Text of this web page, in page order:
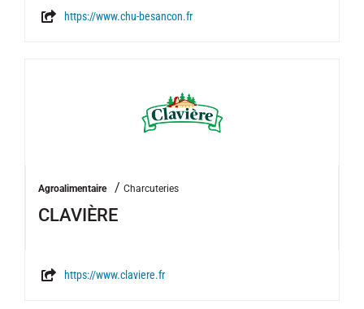
https://www.chu-besancon.fr
Agroalimentaire / Charcuteries
CLAVIÈRE
https://www.claviere.fr